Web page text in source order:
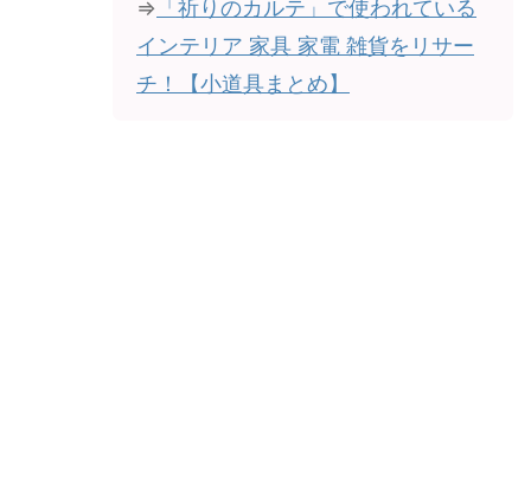
⇒ 「祈りのカルテ」で使われている
インテリア 家具 家電 雑貨をリサー
チ！【小道具まとめ】